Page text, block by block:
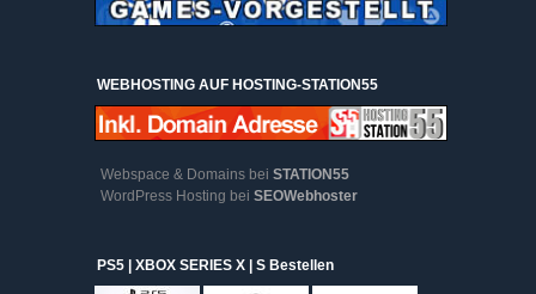
WEBHOSTING AUF HOSTING-STATION55
Webspace & Domains bei STATION55
WordPress Hosting bei SEOWebhoster
PS5 | XBOX SERIES X | S Bestellen